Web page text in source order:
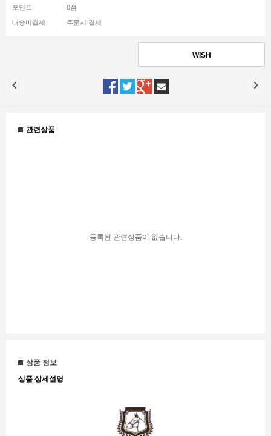
포인트 0점
배송비결제 주문시 결제
WISH
관련상품
등록된 관련상품이 없습니다.
상품 정보
상품 상세설명